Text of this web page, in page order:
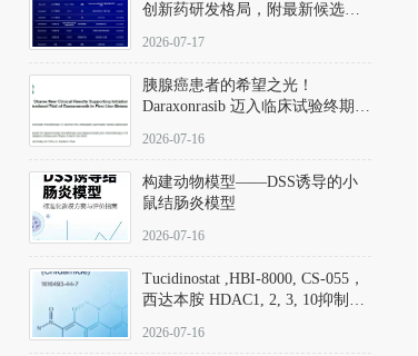
创新药研发格局，附最新候选分
2026-07-17
胰腺癌患者的希望之光！
Daraxonrasib 迈入临床试验终期阶
2026-07-16
构建动物模型——DSS诱导的小
鼠结肠炎模型
2026-07-16
Tucidinostat ,HBI-8000, CS-055，
西达本胺 HDAC1, 2, 3, 10抑制剂
D808567) - DKM活性分子
2026-07-16